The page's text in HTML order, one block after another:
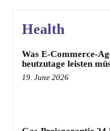
Health
Was E-Commerce-
heutzutage leisten
19. June 2026